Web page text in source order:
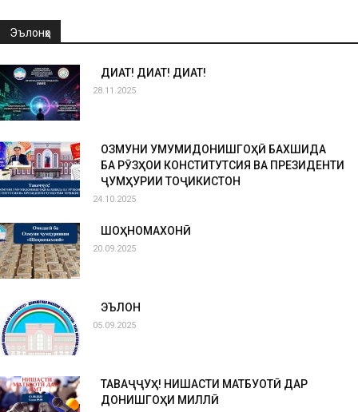
Эълонҳо
ДИҚҚАТ! ДИҚҚАТ! ДИҚҚАТ!
28.11.2025
ОЗМУНИ УМУМИДОНИШГОҲӢ БАХШИДА
БА РӮЗҲОИ КОНСТИТУТСИЯ ВА ПРЕЗИДЕНТИ
ҶУМҲУРИИ ТОҶИКИСТОН
24.10.2025
ШОҲНОМАХОНӢ
20.09.2025
ЭЪЛОН
05.09.2025
ТАВАҶҶУҲ! НИШАСТИ МАТБУОТӢ ДАР
ДОНИШГОҲИ МИЛЛӢ